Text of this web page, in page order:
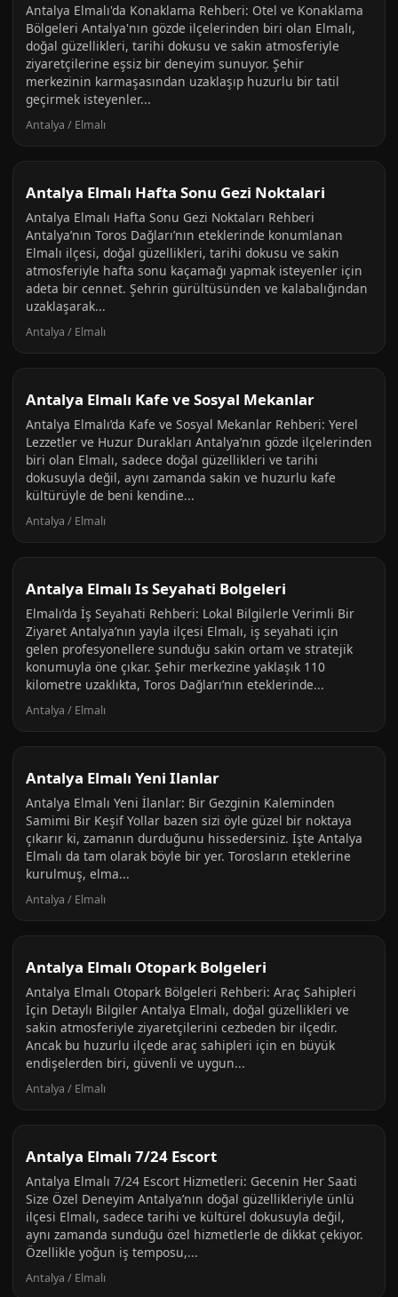
Antalya Elmalı'da Konaklama Rehberi: Otel ve Konaklama
Bölgeleri Antalya'nın gözde ilçelerinden biri olan Elmalı,
doğal güzellikleri, tarihi dokusu ve sakin atmosferiyle
ziyaretçilerine eşsiz bir deneyim sunuyor. Şehir
merkezinin karmaşasından uzaklaşıp huzurlu bir tatil
geçirmek isteyenler...
Antalya / Elmalı
Antalya Elmalı Hafta Sonu Gezi Noktalari
Antalya Elmalı Hafta Sonu Gezi Noktaları Rehberi
Antalya’nın Toros Dağları’nın eteklerinde konumlanan
Elmalı ilçesi, doğal güzellikleri, tarihi dokusu ve sakin
atmosferiyle hafta sonu kaçamağı yapmak isteyenler için
adeta bir cennet. Şehrin gürültüsünden ve kalabalığından
uzaklaşarak...
Antalya / Elmalı
Antalya Elmalı Kafe ve Sosyal Mekanlar
Antalya Elmalı’da Kafe ve Sosyal Mekanlar Rehberi: Yerel
Lezzetler ve Huzur Durakları Antalya’nın gözde ilçelerinden
biri olan Elmalı, sadece doğal güzellikleri ve tarihi
dokusuyla değil, aynı zamanda sakin ve huzurlu kafe
kültürüyle de beni kendine...
Antalya / Elmalı
Antalya Elmalı Is Seyahati Bolgeleri
Elmalı’da İş Seyahati Rehberi: Lokal Bilgilerle Verimli Bir
Ziyaret Antalya’nın yayla ilçesi Elmalı, iş seyahati için
gelen profesyonellere sunduğu sakin ortam ve stratejik
konumuyla öne çıkar. Şehir merkezine yaklaşık 110
kilometre uzaklıkta, Toros Dağları’nın eteklerinde...
Antalya / Elmalı
Antalya Elmalı Yeni Ilanlar
Antalya Elmalı Yeni İlanlar: Bir Gezginin Kaleminden
Samimi Bir Keşif Yollar bazen sizi öyle güzel bir noktaya
çıkarır ki, zamanın durduğunu hissedersiniz. İşte Antalya
Elmalı da tam olarak böyle bir yer. Torosların eteklerine
kurulmuş, elma...
Antalya / Elmalı
Antalya Elmalı Otopark Bolgeleri
Antalya Elmalı Otopark Bölgeleri Rehberi: Araç Sahipleri
İçin Detaylı Bilgiler Antalya Elmalı, doğal güzellikleri ve
sakin atmosferiyle ziyaretçilerini cezbeden bir ilçedir.
Ancak bu huzurlu ilçede araç sahipleri için en büyük
endişelerden biri, güvenli ve uygun...
Antalya / Elmalı
Antalya Elmalı 7/24 Escort
Antalya Elmalı 7/24 Escort Hizmetleri: Gecenin Her Saati
Size Özel Deneyim Antalya’nın doğal güzellikleriyle ünlü
ilçesi Elmalı, sadece tarihi ve kültürel dokusuyla değil,
aynı zamanda sunduğu özel hizmetlerle de dikkat çekiyor.
Özellikle yoğun iş temposu,...
Antalya / Elmalı